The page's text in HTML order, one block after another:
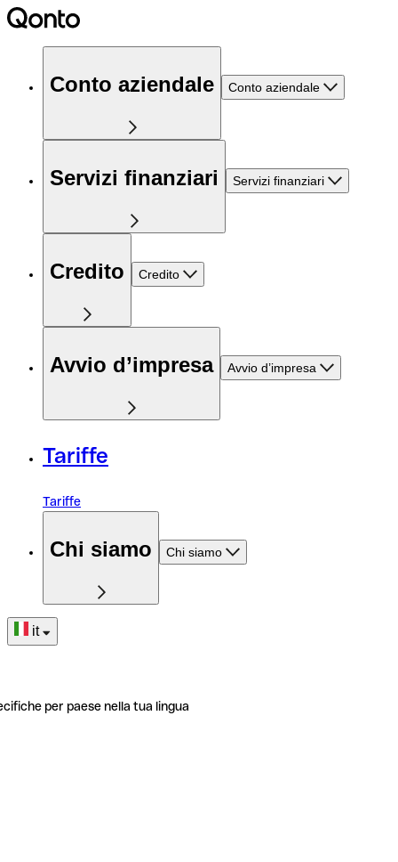
Conto aziendale Conto aziendale
Servizi finanziari Servizi finanziari
Credito Credito
Avvio d’impresa Avvio d’impresa
Tariffe
Tariffe
Chi siamo Chi siamo
it
per paese nella tua lingua